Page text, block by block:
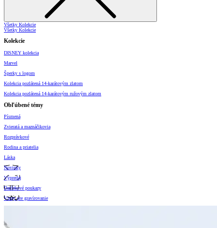
Všetky Kolekcie
Všetky Kolekcie
Kolekcie
DISNEY kolekcia
Marvel
Šperky s logom
Kolekcia pozlátená 14-karátovým zlatom
Kolekcia pozlátená 14-karátovým ružovým zlatom
Obľúbené témy
Písmená
Zvieratá a maznáčikovia
Rozprávkové
Rodina a priatelia
Láska
Novinky
Výpredaj
Darčekové poukazy
Vzory pre gravírovanie